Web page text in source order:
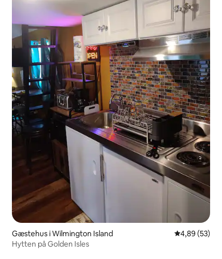
Gæstehus i Wilmington Island 4,89 ud af 5 i
4,89 (53)
Hytten på Golden Isles